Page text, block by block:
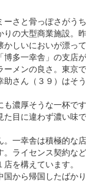
ーさと骨っぽさがう
の大型商業施設。
しいにおいが漂っ
多一幸舎」の支店が
ーメンの良さ。東
助さん（３９）はそ
濃厚そうな一杯です
た目に違わず濃い味
一幸舎は積極的な
。ライセンス契約な
を構えています。
から帰国したばかり